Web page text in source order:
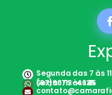
Segunda das 7 às
Sexta: 7h às 12h
(67)98113-4645